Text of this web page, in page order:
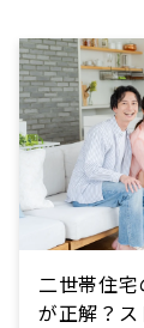
二世帯住宅
が正解？